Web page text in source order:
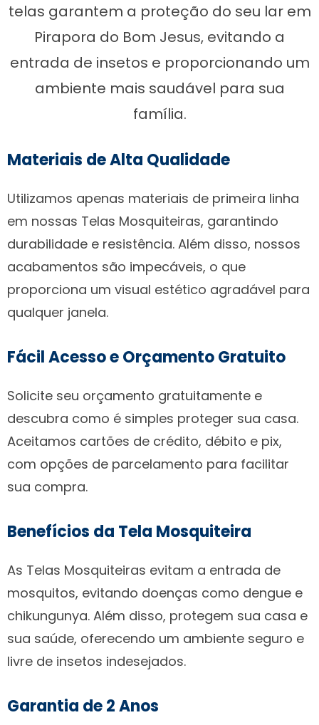
telas garantem a proteção do seu lar em
Pirapora do Bom Jesus, evitando a
entrada de insetos e proporcionando um
ambiente mais saudável para sua
família.
Materiais de Alta Qualidade
Utilizamos apenas materiais de primeira linha
em nossas Telas Mosquiteiras, garantindo
durabilidade e resistência. Além disso, nossos
acabamentos são impecáveis, o que
proporciona um visual estético agradável para
qualquer janela.
Fácil Acesso e Orçamento Gratuito
Solicite seu orçamento gratuitamente e
descubra como é simples proteger sua casa.
Aceitamos cartões de crédito, débito e pix,
com opções de parcelamento para facilitar
sua compra.
Benefícios da Tela Mosquiteira
As Telas Mosquiteiras evitam a entrada de
mosquitos, evitando doenças como dengue e
chikungunya. Além disso, protegem sua casa e
sua saúde, oferecendo um ambiente seguro e
livre de insetos indesejados.
Garantia de 2 Anos